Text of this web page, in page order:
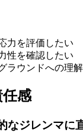
力を評価したい
性を確認したい
ラウンドへの理
感
なジレンマに